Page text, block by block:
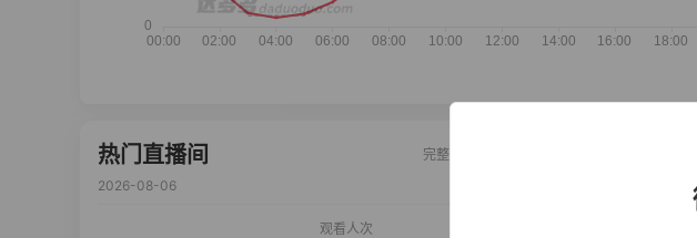
热门直播间
完整榜单
2026-08-06
观看人次